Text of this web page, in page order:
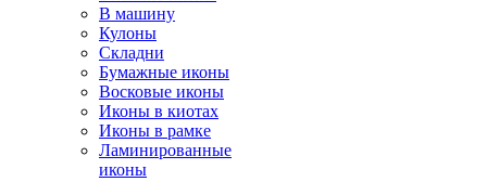
В машину
Кулоны
Складни
Бумажные иконы
Восковые иконы
Иконы в киотах
Иконы в рамке
Ламинированные
иконы